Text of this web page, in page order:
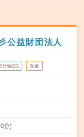
公益財団法人
登録OK 派遣
分)